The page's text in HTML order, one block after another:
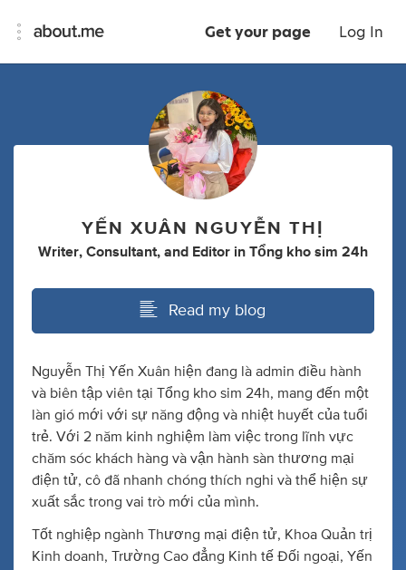
Get your page Log In
YẾN XUÂN NGUYỄN THỊ
Writer, Consultant, and Editor in Tổng kho sim 24h
Read my blog
Nguyễn Thị Yến Xuân hiện đang là admin điều hành
và biên tập viên tại Tổng kho sim 24h, mang đến một
làn gió mới với sự năng động và nhiệt huyết của tuổi
trẻ. Với 2 năm kinh nghiệm làm việc trong lĩnh vực
chăm sóc khách hàng và vận hành sàn thương mại
điện tử, cô đã nhanh chóng thích nghi và thể hiện sự
xuất sắc trong vai trò mới của mình.
Tốt nghiệp ngành Thương mại điện tử, Khoa Quản trị
Kinh doanh, Trường Cao đẳng Kinh tế Đối ngoại, Yến